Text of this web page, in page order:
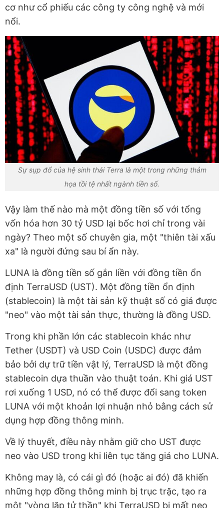
cơ như cổ phiếu các công ty công nghệ và mới
nổi.
Sự sụp đổ của hệ sinh thái Terra là một trong những thảm
họa tồi tệ nhất ngành tiền số.
Vậy làm thế nào mà một đồng tiền số với tổng
vốn hóa hơn 30 tỷ USD lại bốc hơi chỉ trong vài
ngày? Theo một số chuyên gia, một "thiên tài xấu
xa" là người đứng sau bí ẩn này.
LUNA là đồng tiền số gắn liền với đồng tiền ổn
định TerraUSD (UST). Một đồng tiền ổn định
(stablecoin) là một tài sản kỹ thuật số có giá được
"neo" vào một tài sản thực, thường là đồng USD.
Trong khi phần lớn các stablecoin khác như
Tether (USDT) và USD Coin (USDC) được đảm
bảo bởi dự trữ tiền vật lý, TerraUSD là một đồng
stablecoin dựa thuần vào thuật toán. Khi giá UST
rơi xuống 1 USD, nó có thể được đổi sang token
LUNA với một khoản lợi nhuận nhỏ bằng cách sử
dụng hợp đồng thông minh.
Về lý thuyết, điều này nhằm giữ cho UST được
neo vào USD trong khi liên tục tăng giá cho LUNA.
Không may là, có cái gì đó (hoặc ai đó) đã khiến
những hợp đồng thông minh bị trục trặc, tạo ra
một "vòng lặp tử thần" khi TerraUSD bị mất neo